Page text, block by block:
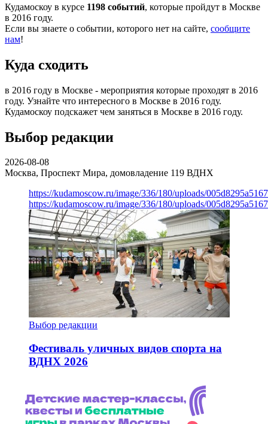
Кудамоскоу в курсе 1198 событий, которые пройдут в Москве
в 2016 году.
Если вы знаете о событии, которого нет на сайте, сообщите
нам!
Куда сходить
в 2016 году в Москве - мероприятия которые проходят в 2016
году. Узнайте что интересного в Москве в 2016 году.
Кудамоскоу подскажет чем заняться в Москве в 2016 году.
Выбор редакции
2026-08-08
Москва, Проспект Мира, домовладение 119 ВДНХ
https://kudamoscow.ru/image/336/180/uploads/
https://kudamoscow.ru/image/336/180/uploads/
Выбор редакции
Фестиваль уличных видов спорта на
ВДНХ 2026